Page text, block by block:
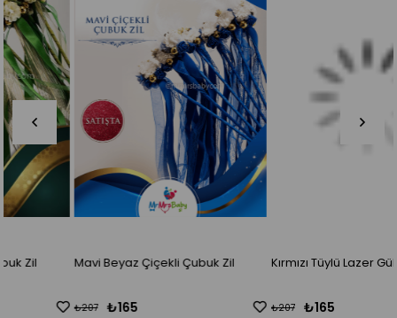
Mavi Beyaz Çiçekli Çubuk Zil
₺165
Kırmızı Tüylü Lazer Güllü Çubuk Zil
₺165